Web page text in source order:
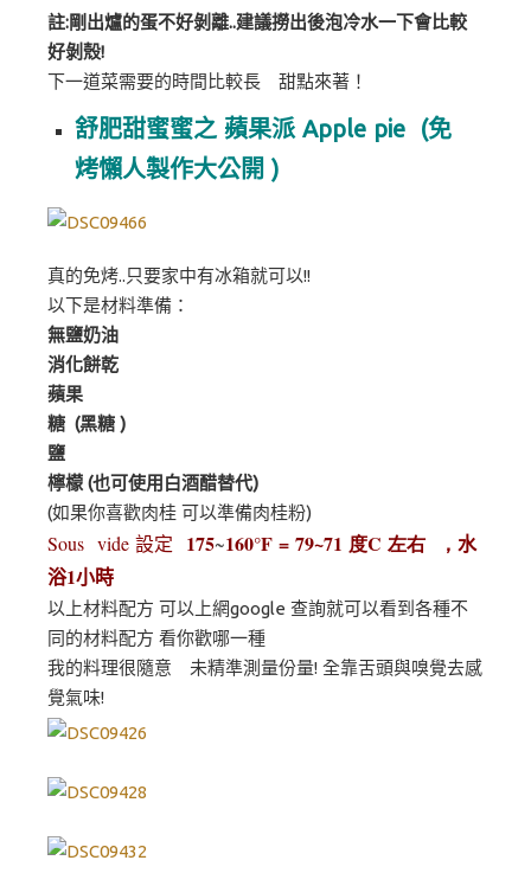
註:剛出爐的蛋不好剝離..建議撈出後泡冷水一下會比較
好剝殼!
下一道菜需要的時間比較長 甜點來著！
舒肥甜蜜蜜之 蘋果派 Apple pie (免
烤懶人製作大公開 )
真的免烤..只要家中有冰箱就可以!!
以下是材料準備：
無鹽奶油
消化餅乾
蘋果
糖 (黑糖 )
鹽
檸檬 (也可使用白酒醋替代)
(如果你喜歡肉桂 可以準備肉桂粉)
Sous vide 設定 175~160°F = 79~71 度C 左右 ， 水
浴1小時
以上材料配方 可以上網google 查詢就可以看到各種不
同的材料配方 看你歡哪一種
我的料理很隨意 未精準測量份量! 全靠舌頭與嗅覺去感
覺氣味!